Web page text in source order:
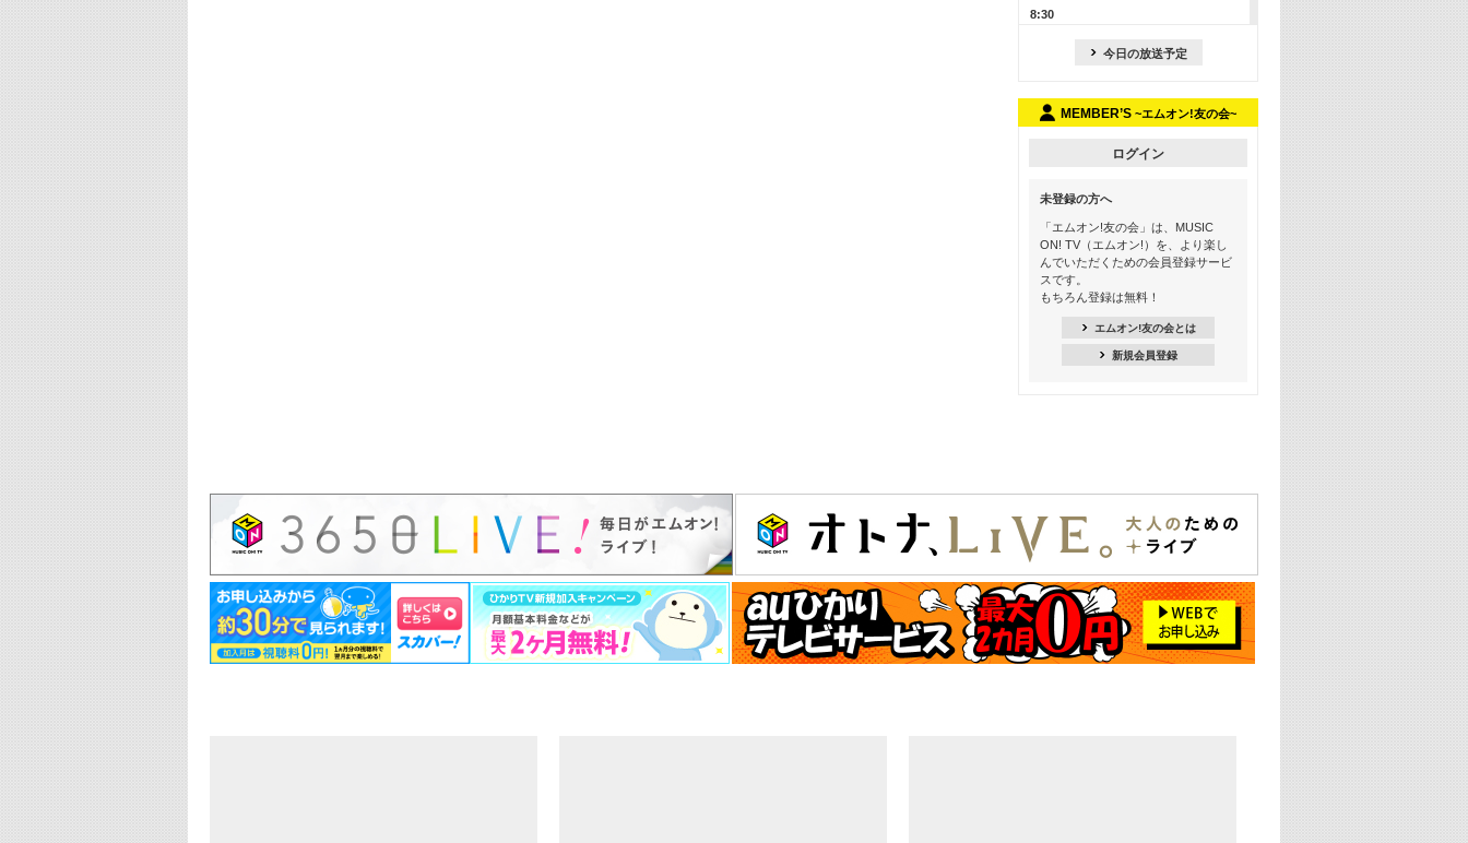
8:30
M-ON! カラオケカウントダウン 50
Official髭男dism特集
よりぬき! この夏聴きたい! サマーソン
グメドレー【歌詞入り】
21:00
季節を感じよう! シーズンソング特集
-8月編-【歌詞入り】
ージックビデオ特集
24:00
K-POP 第3世代特集
K-POP 第4世代特集
25:00
あのころヒッツ! 一挙5時間！
2021→2025年
今日の放送予定
MEMBER’S ~エムオン!友の会~
ログイン
未登録の方へ
「エムオン!友の会」は、MUSIC
ON! TV（エムオン!）を、より楽し
んでいただくための会員登録サービ
スです。
もちろん登録は無料！
エムオン!友の会とは
新規会員登録